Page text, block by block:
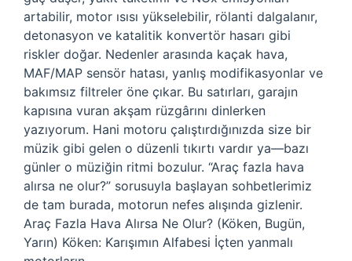
artabilir, motor ısısı yükselebilir, rölanti dalgalanır,
detonasyon ve katalitik konvertör hasarı gibi
riskler doğar. Nedenler arasında kaçak hava,
MAF/MAP sensör hatası, yanlış modifikasyonlar ve
bakımsız filtreler öne çıkar. Bu satırları, garajın
kapısına vuran akşam rüzgârını dinlerken
yazıyorum. Hani motoru çalıştırdığınızda size bir
müzik gibi gelen o düzenli tıkırtı vardır ya—bazı
günler o müziğin ritmi bozulur. “Araç fazla hava
alırsa ne olur?” sorusuyla başlayan sohbetlerimiz
de tam burada, motorun nefes alışında gizlenir.
Araç Fazla Hava Alırsa Ne Olur? (Köken, Bugün,
Yarın) Köken: Karışımın Alfabesi İçten yanmalı